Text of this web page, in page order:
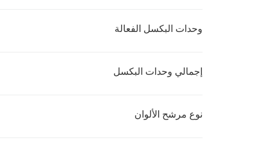
وحدات البكسل الفعالة
إجمالي وحدات البكسل
نوع مرشح الألوان